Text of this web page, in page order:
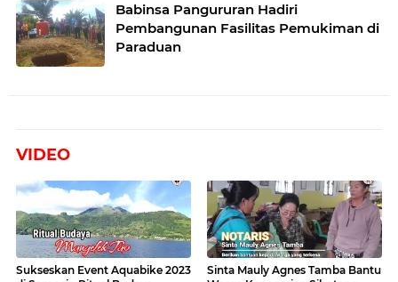
Babinsa Pangururan Hadiri
Pembangunan Fasilitas Pemukiman di
Paraduan
VIDEO
Sukseskan Event Aquabike 2023
Sinta Mauly Agnes Tamba Bantu